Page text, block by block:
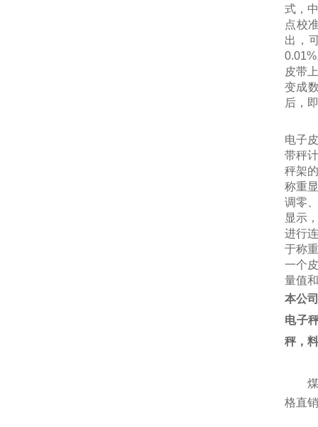
式，
点校
出，
0.01%
皮带
变成
后，
电子
带秤
秤架
称重
调零
显示
进行
于称
一个
量值
本公
电子
秤，
格直